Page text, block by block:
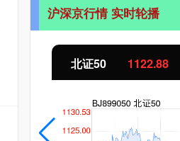
沪深京行情 实时轮播
北证50 1122.88